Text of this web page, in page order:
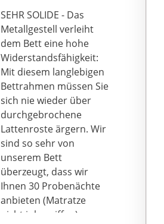
wunderbar in Ihr
Wohnambiente
einfügen wird.
SEHR SOLIDE - Das
Metallgestell verleiht
dem Bett eine hohe
Widerstandsfähigkeit:
Mit diesem langlebigen
Bettrahmen müssen Sie
sich nie wieder über
durchgebrochene
Lattenroste ärgern. Wir
sind so sehr von
unserem Bett
überzeugt, dass wir
Ihnen 30 Probenächte
anbieten (Matratze
nicht inbegriffen).